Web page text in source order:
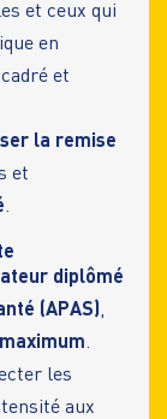
et ceux qui
en
et
la remise
et
.
diplômé
(APAS),
.
les
aux